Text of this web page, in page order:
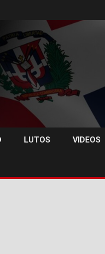
LUTOS VIDEOS